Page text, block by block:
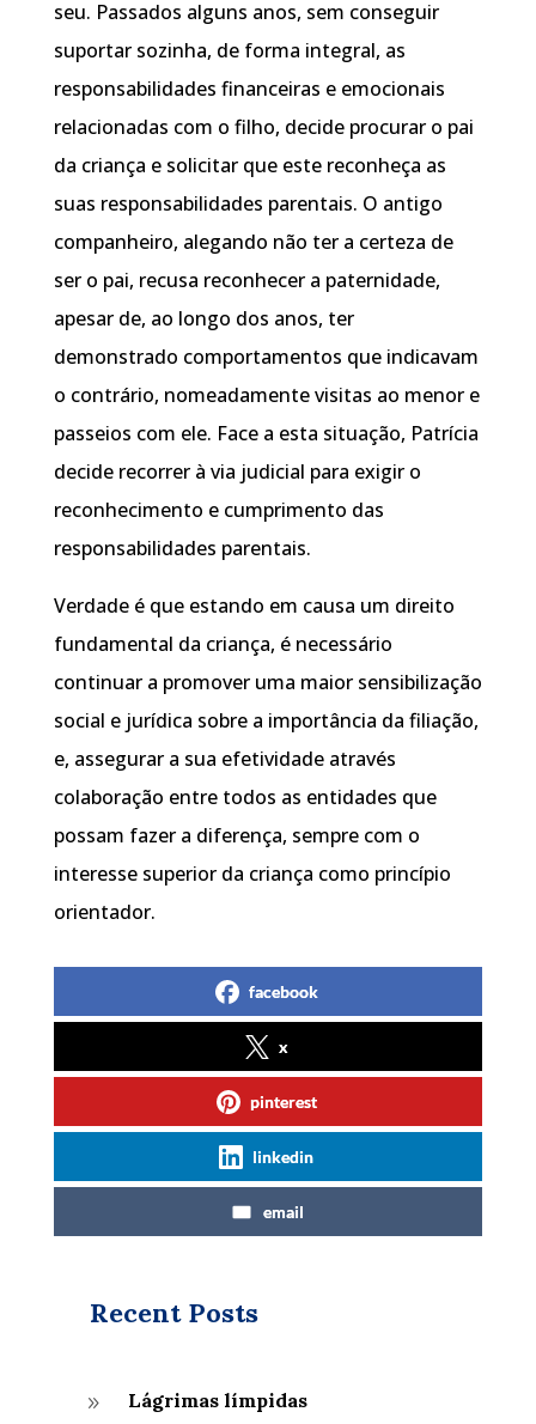
seu. Passados alguns anos, sem conseguir
suportar sozinha, de forma integral, as
responsabilidades financeiras e emocionais
relacionadas com o filho, decide procurar o pai
da criança e solicitar que este reconheça as
suas responsabilidades parentais. O antigo
companheiro, alegando não ter a certeza de
ser o pai, recusa reconhecer a paternidade,
apesar de, ao longo dos anos, ter
demonstrado comportamentos que indicavam
o contrário, nomeadamente visitas ao menor e
passeios com ele. Face a esta situação, Patrícia
decide recorrer à via judicial para exigir o
reconhecimento e cumprimento das
responsabilidades parentais.
Verdade é que estando em causa um direito
fundamental da criança, é necessário
continuar a promover uma maior sensibilização
social e jurídica sobre a importância da filiação,
e, assegurar a sua efetividade através
colaboração entre todos as entidades que
possam fazer a diferença, sempre com o
interesse superior da criança como princípio
orientador.
facebook
x
pinterest
linkedin
email
Recent Posts
9 Lágrimas límpidas